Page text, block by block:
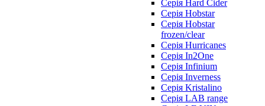
Серія Hard Cider
Серія Hobstar
Серія Hobstar
frozen/clear
Серія Hurricanes
Серія In2One
Серія Infinium
Серія Inverness
Серія Kristalino
Серія LAB range